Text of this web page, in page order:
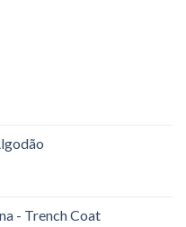
- Trench Coat